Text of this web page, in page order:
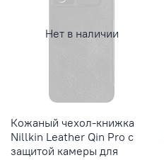
Нет в наличии
Кожаный чехол-книжка
Nillkin Leather Qin Pro c
защитой камеры для